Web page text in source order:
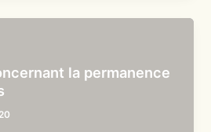
la permanence